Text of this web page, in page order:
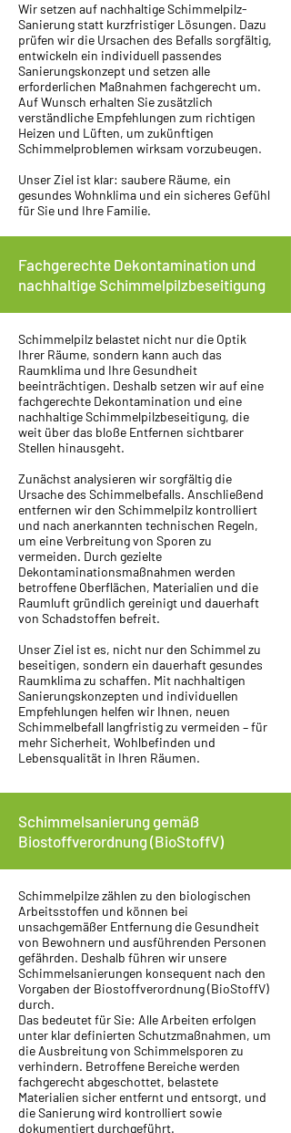
Wir setzen auf nachhaltige Schimmelpilz-
Sanierung statt kurzfristiger Lösungen. Dazu
prüfen wir die Ursachen des Befalls sorgfältig,
entwickeln ein individuell passendes
Sanierungskonzept und setzen alle
erforderlichen Maßnahmen fachgerecht um.
Auf Wunsch erhalten Sie zusätzlich
verständliche Empfehlungen zum richtigen
Heizen und Lüften, um zukünftigen
Schimmelproblemen wirksam vorzubeugen.
Unser Ziel ist klar: saubere Räume, ein
gesundes Wohnklima und ein sicheres Gefühl
für Sie und Ihre Familie.
Fachgerechte Dekontamination und
nachhaltige Schimmelpilzbeseitigung
Schimmelpilz belastet nicht nur die Optik
Ihrer Räume, sondern kann auch das
Raumklima und Ihre Gesundheit
beeinträchtigen. Deshalb setzen wir auf eine
fachgerechte Dekontamination und eine
nachhaltige Schimmelpilzbeseitigung, die
weit über das bloße Entfernen sichtbarer
Stellen hinausgeht.
Zunächst analysieren wir sorgfältig die
Ursache des Schimmelbefalls. Anschließend
entfernen wir den Schimmelpilz kontrolliert
und nach anerkannten technischen Regeln,
um eine Verbreitung von Sporen zu
vermeiden. Durch gezielte
Dekontaminationsmaßnahmen werden
betroffene Oberflächen, Materialien und die
Raumluft gründlich gereinigt und dauerhaft
von Schadstoffen befreit.
Unser Ziel ist es, nicht nur den Schimmel zu
beseitigen, sondern ein dauerhaft gesundes
Raumklima zu schaffen. Mit nachhaltigen
Sanierungskonzepten und individuellen
Empfehlungen helfen wir Ihnen, neuen
Schimmelbefall langfristig zu vermeiden – für
mehr Sicherheit, Wohlbefinden und
Lebensqualität in Ihren Räumen.
Schimmelsanierung gemäß
Biostoffverordnung (BioStoffV)
Schimmelpilze zählen zu den biologischen
Arbeitsstoffen und können bei
unsachgemäßer Entfernung die Gesundheit
von Bewohnern und ausführenden Personen
gefährden. Deshalb führen wir unsere
Schimmelsanierungen konsequent nach den
Vorgaben der Biostoffverordnung (BioStoffV)
durch.
Das bedeutet für Sie: Alle Arbeiten erfolgen
unter klar definierten Schutzmaßnahmen, um
die Ausbreitung von Schimmelsporen zu
verhindern. Betroffene Bereiche werden
fachgerecht abgeschottet, belastete
Materialien sicher entfernt und entsorgt, und
die Sanierung wird kontrolliert sowie
dokumentiert durchgeführt.